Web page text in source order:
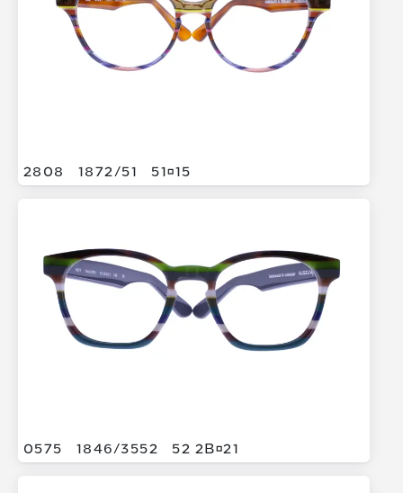
2808 1872/51 5115
0575 1846/3552 52 2B21